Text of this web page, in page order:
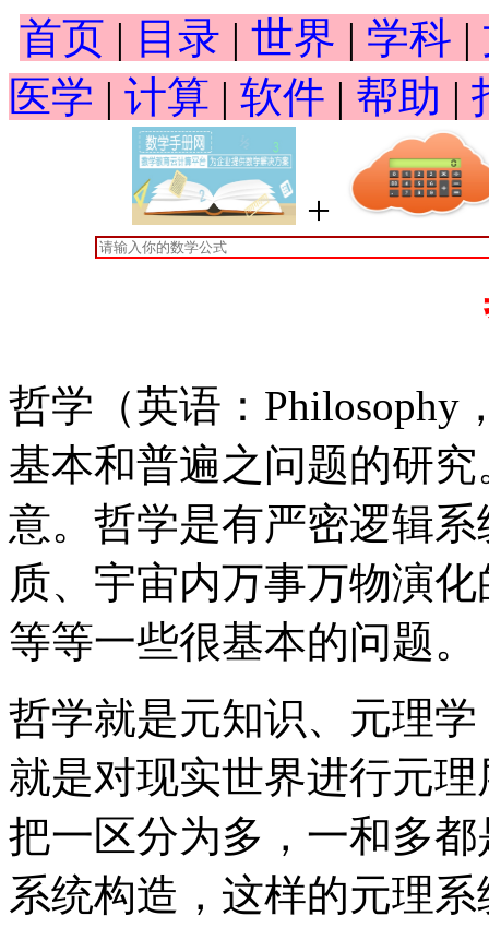
首页 | 目录 | 世界 | 学科 |
医学 | 计算 | 软件 | 帮助 |
+
哲学（英语：Philosophy
基本和普遍之问题的研
意。哲学是有严密逻辑
质、宇宙内万事万物演
等等一些很基本的问题。
哲学就是元知识、元理
就是对现实世界进行元
把一区分为多，一和多
系统构造，这样的元理